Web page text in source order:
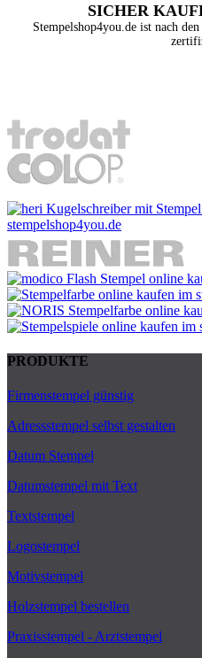
SICHER
Stempelshop4you.de ist nach
PRODUKTE
Firmenstempel günstig
Adressstempel selbst gestalten
Datum Stempel
Datumstempel mit Text
Textstempel
Logostempel
Motivstempel
Holzstempel bestellen
Praxisstempel - Arztstempel